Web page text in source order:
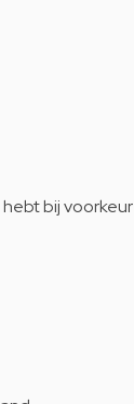
hebt bij voorkeur